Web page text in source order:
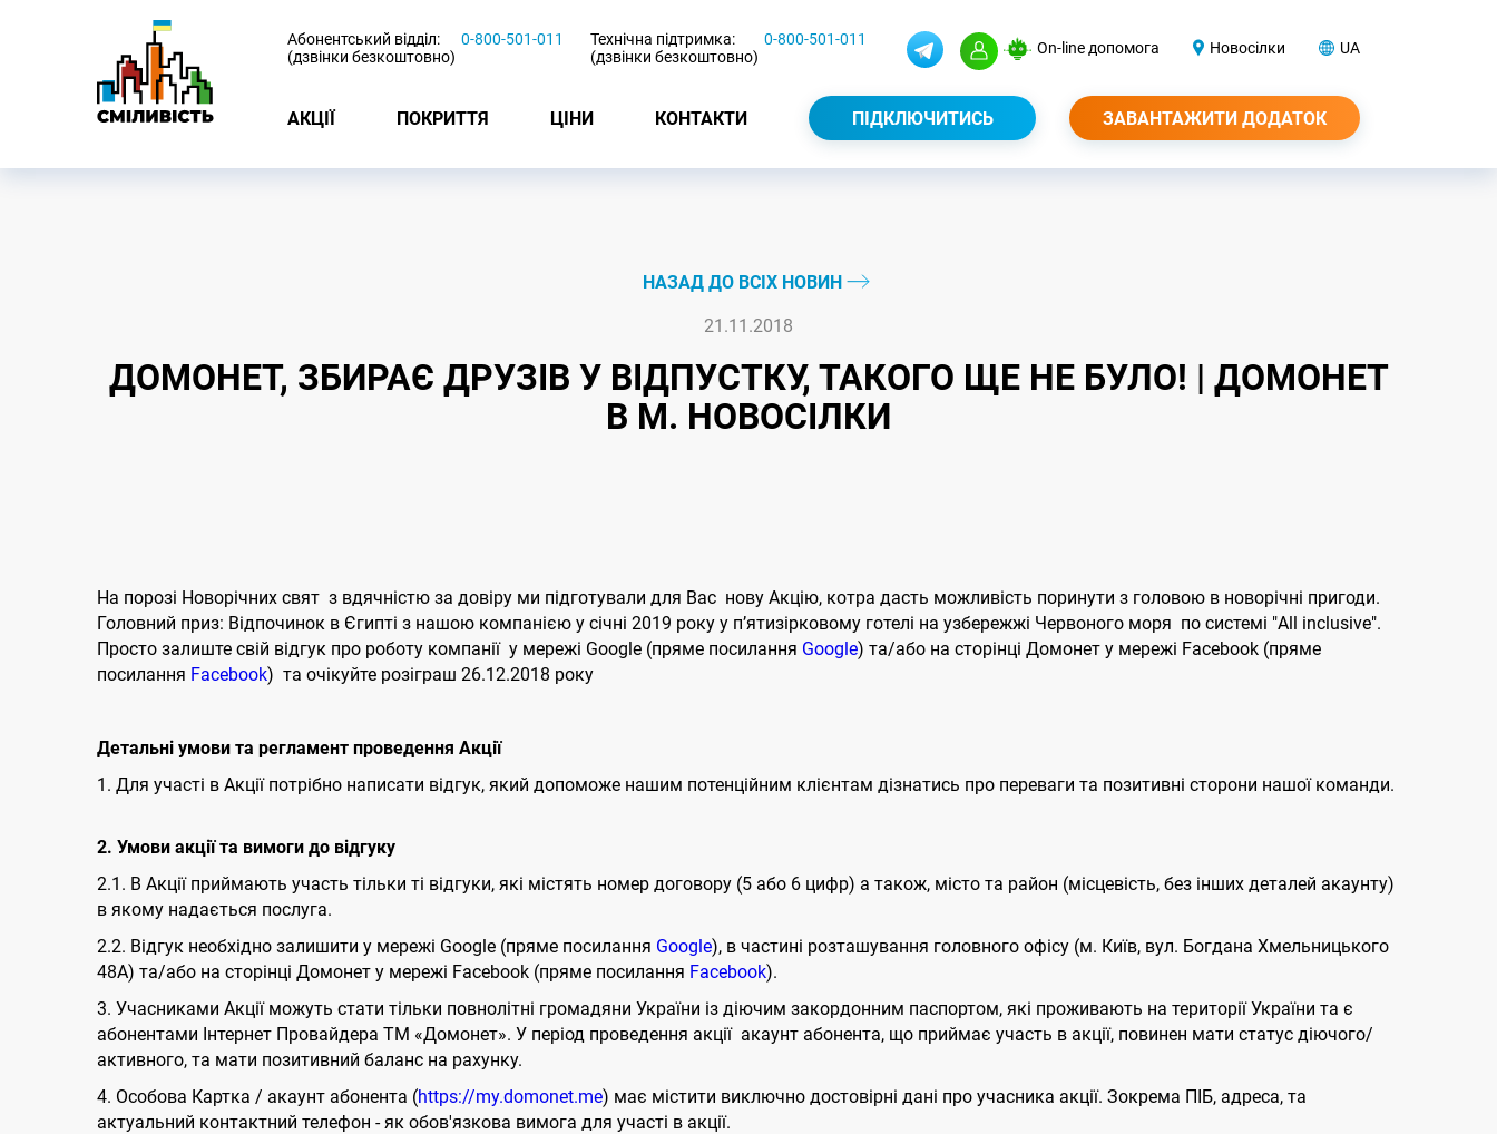
Абонентський відділ:
(дзвінки безкоштовно)
0-800-501-011
Технічна підтримка:
(дзвінки безкоштовно)
0-800-501-011 On-line допомога Новосілки UA
АКЦІЇ ПОКРИТТЯ ЦІНИ КОНТАКТИ ПІДКЛЮЧИТИСЬ ЗАВАНТАЖИТИ ДОДАТОК
НАЗАД ДО ВСІХ НОВИН
21.11.2018
ДОМОНЕТ, ЗБИРАЄ ДРУЗІВ У ВІДПУСТКУ, ТАКОГО ЩЕ НЕ БУЛО! | ДОМОНЕТ
В М. НОВОСІЛКИ
На порозі Новорічних свят з вдячністю за довіру ми підготували для Вас нову Акцію, котра дасть можливість поринути з головою в новорічні пригоди.
Головний приз: Відпочинок в Єгипті з нашою компанією у січні 2019 року у п’ятизірковому готелі на узбережжі Червоного моря по системі "All inclusive".
Просто залиште свій відгук про роботу компанії у мережі Google (пряме посилання Google) та/або на сторінці Домонет у мережі Facebook (пряме
посилання Facebook) та очікуйте розіграш 26.12.2018 року
Детальні умови та регламент проведення Акції
1. Для участі в Акції потрібно написати відгук, який допоможе нашим потенційним клієнтам дізнатись про переваги та позитивні сторони нашої команди.
2. Умови акції та вимоги до відгуку
2.1. В Акції приймають участь тільки ті відгуки, які містять номер договору (5 або 6 цифр) а також, місто та район (місцевість, без інших деталей акаунту)
в якому надається послуга.
2.2. Відгук необхідно залишити у мережі Google (пряме посилання Google), в частині розташування головного офісу (м. Київ, вул. Богдана Хмельницького
48А) та/або на сторінці Домонет у мережі Facebook (пряме посилання Facebook).
3. Учасниками Акції можуть стати тільки повнолітні громадяни України із діючим закордонним паспортом, які проживають на території України та є
абонентами Інтернет Провайдера ТМ «Домонет». У період проведення акції акаунт абонента, що приймає участь в акції, повинен мати статус діючого/
активного, та мати позитивний баланс на рахунку.
4. Особова Картка / акаунт абонента (https://my.domonet.me) має містити виключно достовірні дані про учасника акції. Зокрема ПІБ, адреса, та
актуальний контактний телефон - як обов'язкова вимога для участі в акції.